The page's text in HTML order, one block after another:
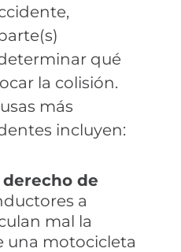
qué
la colisión.
más
incluyen:
de
a
mal la
una motocicleta